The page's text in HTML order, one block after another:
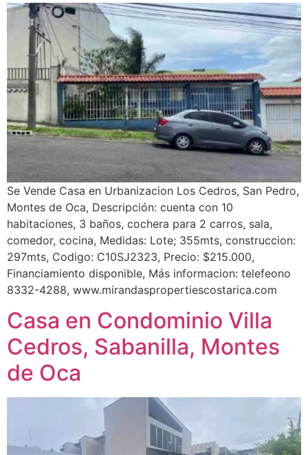
Se Vende Casa en Urbanizacion Los Cedros, San Pedro,
Montes de Oca, Descripción: cuenta con 10
habitaciones, 3 baños, cochera para 2 carros, sala,
comedor, cocina, Medidas: Lote; 355mts, construccion:
297mts, Codigo: C10SJ2323, Precio: $215.000,
Financiamiento disponible, Más informacion: telefeono
8332-4288, www.mirandaspropertiescostarica.com
Casa en Condominio Villa
Cedros, Sabanilla, Montes
de Oca